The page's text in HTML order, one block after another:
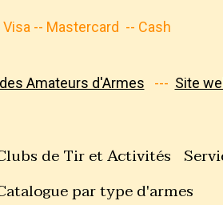
-- Mastercard -- Cash
Amateurs d'Armes --- Site
de Tir et Activités
par type d'armes